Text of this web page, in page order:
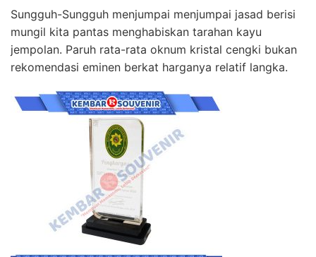
Sungguh-Sungguh menjumpai menjumpai jasad berisi
mungil kita pantas menghabiskan tarahan kayu
jempolan. Paruh rata-rata oknum kristal cengki bukan
rekomendasi eminen berkat harganya relatif langka.